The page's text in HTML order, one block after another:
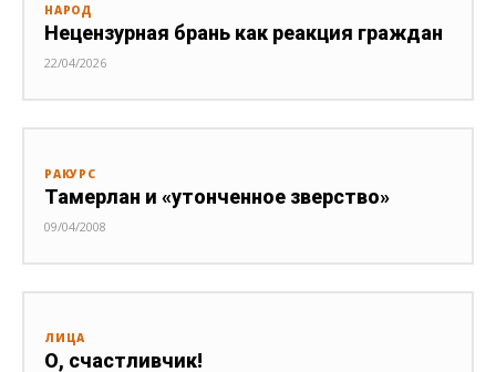
НАРОД
Нецензурная брань как реакция граждан
22/04/2026
РАКУРС
Тамерлан и «утонченное зверство»
09/04/2008
ЛИЦА
О, счастливчик!